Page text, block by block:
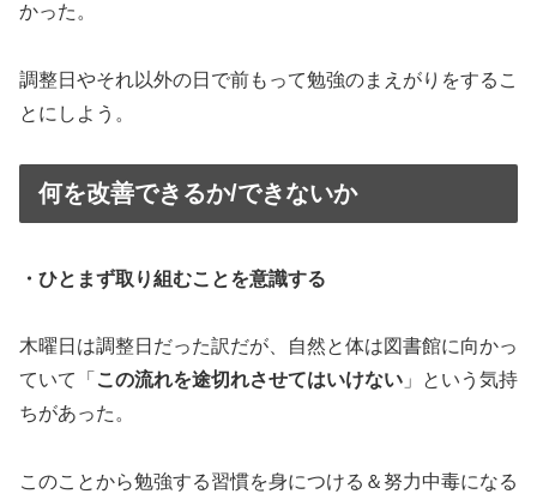
かった。
調整日やそれ以外の日で前もって勉強のまえがりをするこ
とにしよう。
何を改善できるか/できないか
・ひとまず取り組むことを意識する
木曜日は調整日だった訳だが、自然と体は図書館に向かっ
ていて「 この流れを途切れさせてはいけない 」という気持
ちがあった。
このことから勉強する習慣を身につける＆努力中毒になる